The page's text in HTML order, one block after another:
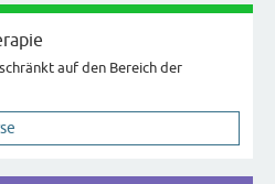
auf den Bereich der